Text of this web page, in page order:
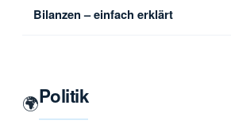
Bilanzen – einfach erklärt
🌍Politik